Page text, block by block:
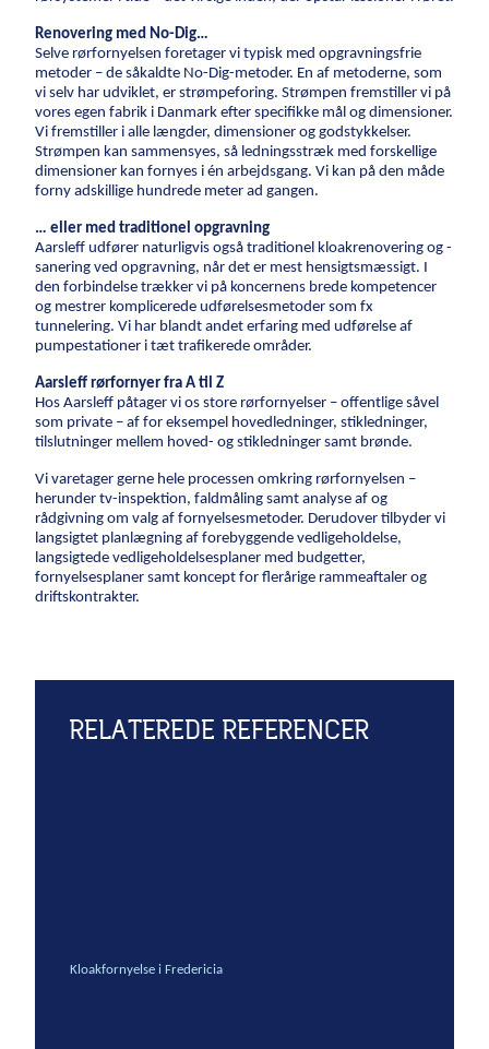
Energi
Vind
Kraftvarme
Fjernvarme
Gas
Byggeri
Nybyggeri
Renovering
Råhuse
Byggeri med omtanke
Teknikentrepriser
Byggegrube
Pælefundering
Ankre
Grundvandssænkning
Byggemodning
Samarbejde
Entrepriseformer
Service og vedligehold
Renovering med No-Dig…
Selve rørfornyelsen foretager vi typisk med opgravningsfrie
metoder – de såkaldte No-Dig-metoder. En af metoderne, som
vi selv har udviklet, er strømpeforing. Strømpen fremstiller vi på
vores egen fabrik i Danmark efter specifikke mål og dimensioner.
Vi fremstiller i alle længder, dimensioner og godstykkelser.
Strømpen kan sammensyes, så ledningsstræk med forskellige
dimensioner kan fornyes i én arbejdsgang. Vi kan på den måde
forny adskillige hundrede meter ad gangen.
… eller med traditionel opgravning
Aarsleff udfører naturligvis også traditionel kloakrenovering og -
sanering ved opgravning, når det er mest hensigtsmæssigt. I
den forbindelse trækker vi på koncernens brede kompetencer
og mestrer komplicerede udførelsesmetoder som fx
tunnelering. Vi har blandt andet erfaring med udførelse af
pumpestationer i tæt trafikerede områder.
Aarsleff rørfornyer fra A til Z
Hos Aarsleff påtager vi os store rørfornyelser – offentlige såvel
som private – af for eksempel hovedledninger, stikledninger,
tilslutninger mellem hoved- og stikledninger samt brønde.
Vi varetager gerne hele processen omkring rørfornyelsen –
herunder tv-inspektion, faldmåling samt analyse af og
rådgivning om valg af fornyelsesmetoder. Derudover tilbyder vi
langsigtet planlægning af forebyggende vedligeholdelse,
langsigtede vedligeholdelsesplaner med budgetter,
fornyelsesplaner samt koncept for flerårige rammeaftaler og
driftskontrakter.
RELATEREDE REFERENCER
Kloakfornyelse i Fredericia